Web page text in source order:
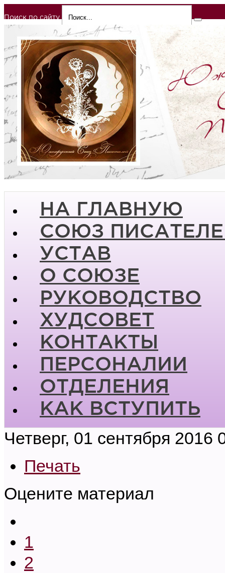
Поиск по сайту
НА ГЛАВНУЮ
СОЮЗ
УСТАВ
О СОЮЗЕ
РУКОВОДСТВО
ХУДСОВЕТ
КОНТАКТЫ
ПЕРСОНАЛИИ
ОТДЕЛЕНИЯ
КАК ВСТУПИТЬ
Четверг, 01 сентября 2016
Печать
Оцените материал
1
2